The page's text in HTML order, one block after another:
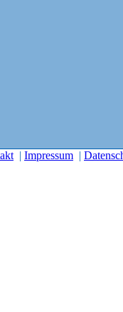
| Impressum |